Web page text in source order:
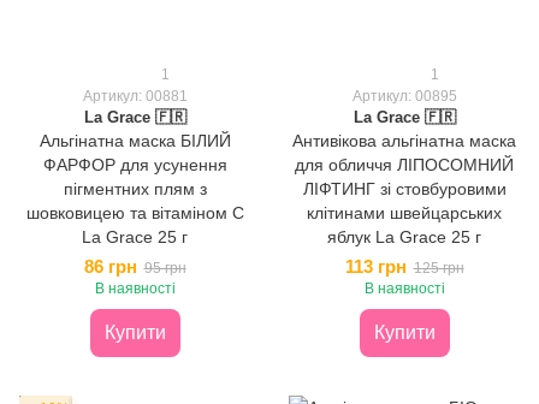
1
Артикул: 00881
La Grace 🇫🇷
Альгінатна маска БІЛИЙ
ФАРФОР для усунення
пігментних плям з
шовковицею та вітаміном С
La Grace 25 г
86 грн 95 грн
В наявності
Купити
1
Артикул: 00895
La Grace 🇫🇷
Антивікова альгінатна маска
для обличчя ЛІПОСОМНИЙ
ЛІФТИНГ зі стовбуровими
клітинами швейцарських
яблук La Grace 25 г
113 грн 125 грн
В наявності
Купити